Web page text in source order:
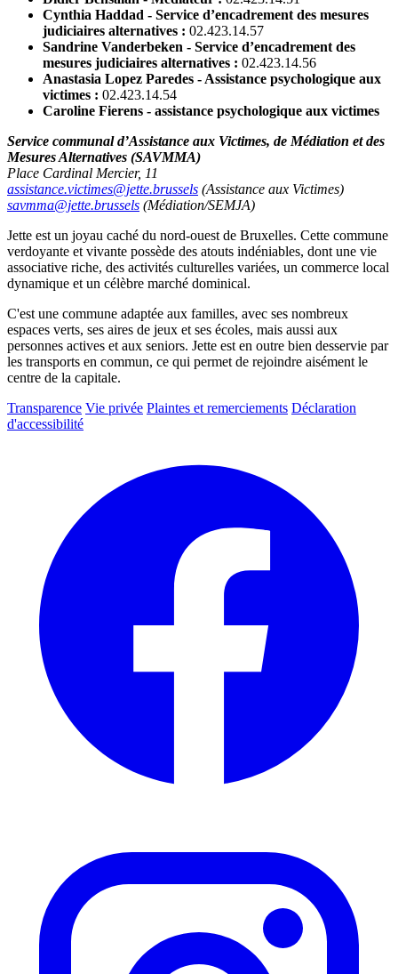
Cynthia Haddad - Service d’encadrement des mesures
judiciaires alternatives : 02.423.14.57
Sandrine Vanderbeken - Service d’encadrement des
mesures judiciaires alternatives : 02.423.14.56
Anastasia Lopez Paredes - Assistance psychologique aux
victimes : 02.423.14.54
Caroline Fierens - assistance psychologique aux victimes
Service communal d’Assistance aux Victimes, de Médiation et des
Mesures Alternatives (SAVMMA)
Place Cardinal Mercier, 11
assistance.victimes@jette.brussels (Assistance aux Victimes)
savmma@jette.brussels (Médiation/SEMJA)
Jette est un joyau caché du nord-ouest de Bruxelles. Cette commune
verdoyante et vivante possède des atouts indéniables, dont une vie
associative riche, des activités culturelles variées, un commerce local
dynamique et un célèbre marché dominical.
C'est une commune adaptée aux familles, avec ses nombreux
espaces verts, ses aires de jeux et ses écoles, mais aussi aux
personnes actives et aux seniors. Jette est en outre bien desservie par
les transports en commun, ce qui permet de rejoindre aisément le
centre de la capitale.
Transparence Vie privée Plaintes et remerciements Déclaration
d'accessibilité